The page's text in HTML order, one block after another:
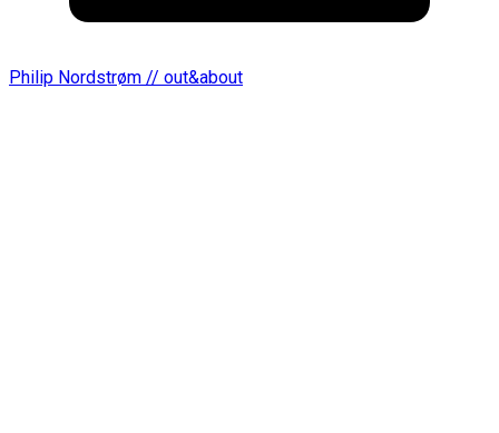
Philip Nordstrøm // out&about